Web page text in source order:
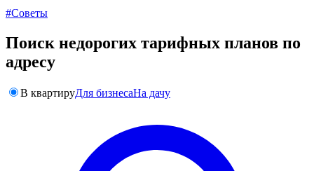
#Советы
Поиск недорогих тарифных планов по
адресу
В квартируДля бизнесаНа дачу